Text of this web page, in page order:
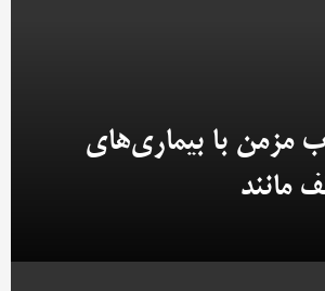
مزمن با بیماری‌های